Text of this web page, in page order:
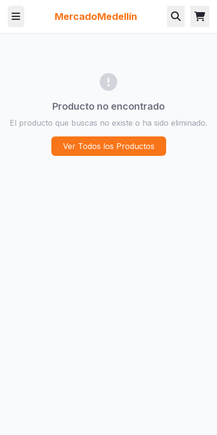
MercadoMedellín
Producto no encontrado
El producto que buscas no existe o ha sido eliminado.
Ver Todos los Productos